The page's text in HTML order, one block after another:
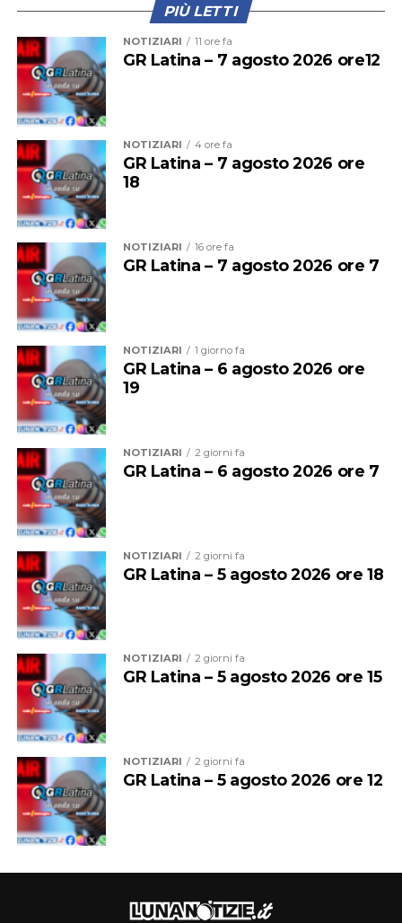
realtà sportive del territorio. È ancora vivo in tutti noi il
ricordo di quella giornata straordinaria: 38 tedofori che,
con emozione e orgoglio, hanno scortato il fuoco sacro
lungo il percorso partito da via Don Torello,
attraversando il Parco Falcone e Borsellino, fino
all’accensione del braciere olimpico allestito in piazza
della Libertà. Avere qui la torcia significa rendere merito
all’impegno di ciascuno e lasciare alla città una
testimonianza indelebile di un successo organizzativo e
umano senza precedenti. Grazie alla Fondazione Milano
Cortina 2026 per questo regalo alla città”.
Ecco che cosa ha detto il Ds sulla squadra e poi sulla
vicenda che riguarda l’attaccante
Audio
Player
00:00
PIÙ LETTI
NOTIZIARI 11 ore fa
GR Latina – 7 agosto 2026 ore12
NOTIZIARI 4 ore fa
GR Latina – 7 agosto 2026 ore
18
NOTIZIARI 16 ore fa
GR Latina – 7 agosto 2026 ore 7
NOTIZIARI 1 giorno fa
GR Latina – 6 agosto 2026 ore
19
NOTIZIARI 2 giorni fa
GR Latina – 6 agosto 2026 ore 7
NOTIZIARI 2 giorni fa
GR Latina – 5 agosto 2026 ore 18
NOTIZIARI 2 giorni fa
GR Latina – 5 agosto 2026 ore 15
NOTIZIARI 2 giorni fa
GR Latina – 5 agosto 2026 ore 12